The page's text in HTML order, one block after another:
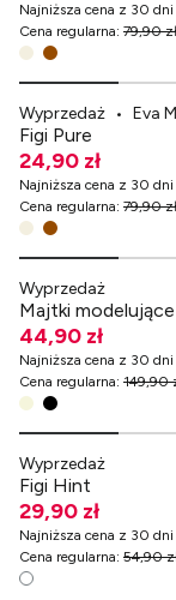
Najniższa cena z 30
Cena regularna: 79,90 zł
-70% przy zakupach
Wyprzedaż • Eva
Figi Pure
24,90 zł
Najniższa cena z 30
Cena regularna: 79,90 zł
-70% przy zakupach
Wyprzedaż
Majtki
44,90 zł
Najniższa cena z 30
Cena regularna: 149,90
Wyprzedaż
Figi Hint
29,90 zł
Najniższa cena z 30
Cena regularna: 54,90